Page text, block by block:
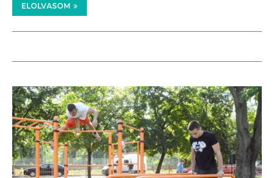
ELOLVASOM